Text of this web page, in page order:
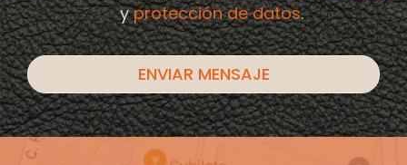
yprotección de datos.